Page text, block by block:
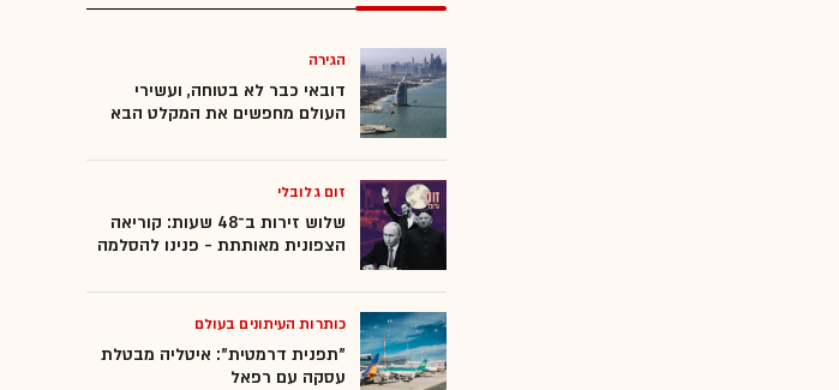
הגירה
דובאי כבר לא בטוחה, ועשירי
העולם מחפשים את המקלט הבא
זום גלובלי
שלוש זירות ב־48 שעות: קוריאה
הצפונית מאותתת - פנינו להסלמה
כותרות העיתונים בעולם
"תפנית דרמטית": איטליה מבטלת
עסקה עם רפאל